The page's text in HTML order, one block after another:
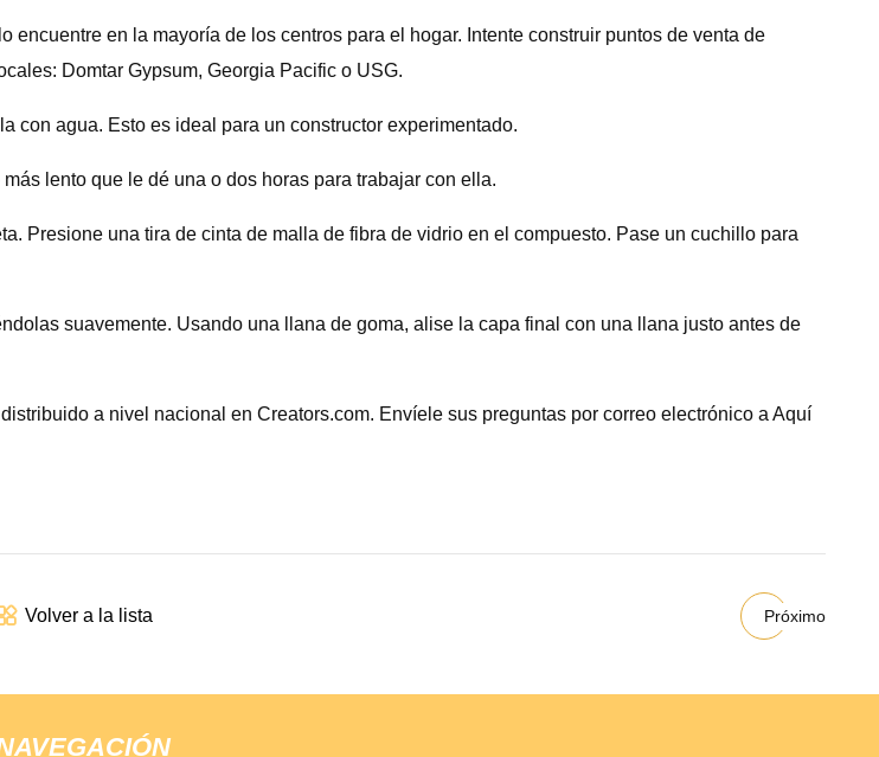
en la mayoría de los centros para el hogar. Intente construir puntos de venta de
Domtar Gypsum, Georgia Pacific o USG.
con agua. Esto es ideal para un constructor experimentado.
lento que le dé una o dos horas para trabajar con ella.
Presione una tira de cinta de malla de fibra de vidrio en el compuesto. Pase un cuchillo para
suavemente. Usando una llana de goma, alise la capa final con una llana justo antes de
a nivel nacional en Creators.com. Envíele sus preguntas por correo electrónico a Aquí
Volver a la lista Próximo